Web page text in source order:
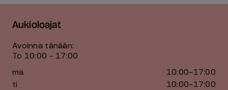
Aukioloajat
Avoinna tänään:
To 10:00 - 17:00
ma
10:00-17:00
ti
10:00-17:00